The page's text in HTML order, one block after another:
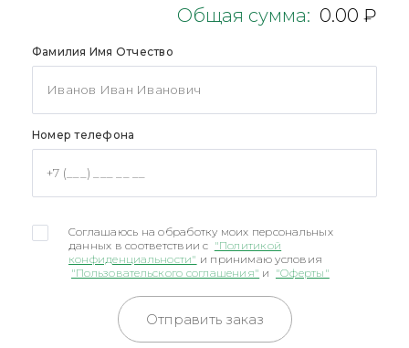
Общая сумма: 0.00 ₽
Фамилия Имя Отчество
Номер телефона
Соглашаюсь на обработку моих персональных
данных в соответствии с "Политикой
конфиденциальности" и принимаю условия
"Пользовательского соглашения" и "Оферты"
Отправить заказ